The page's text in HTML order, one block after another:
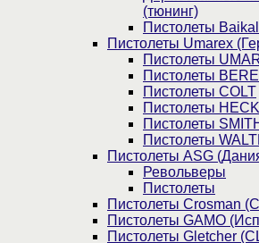
(тюнинг)
Пистолеты
Пистолеты Umarex
Пистолеты
Пистолеты
Пистолеты COLT
Пистолеты
Пистолеты
Пистолеты
Пистолеты ASG
Револьверы
Пистолеты
Пистолеты Crosman
Пистолеты GAMO
Пистолеты Gletcher